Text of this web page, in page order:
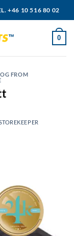
+46 10 516 80 02
0
FROM